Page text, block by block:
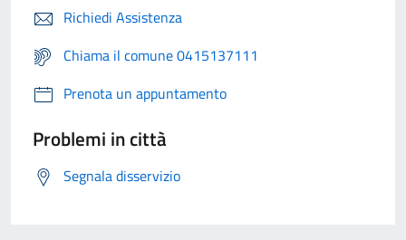
Richiedi Assistenza
Chiama il comune 0415137111
Prenota un appuntamento
Problemi in città
Segnala disservizio